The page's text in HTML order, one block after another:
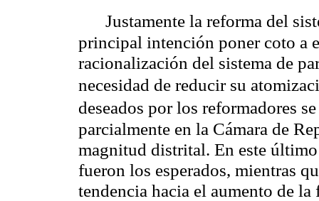
Justamente la reforma del
principal intención poner coto a
racionalización del sistema de
necesidad de reducir su
deseados por los reformadores
parcialmente en la Cámara de
magnitud distrital. En este
fueron los esperados, mientras
tendencia hacia el aumento de